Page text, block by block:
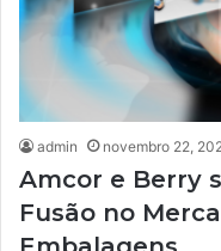
admin novembro 22,
Amcor e Berry
Fusão no